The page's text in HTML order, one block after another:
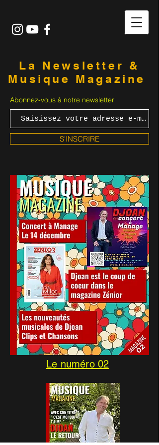
La Newsletter &
Musique Magazine
Abonnez-vous à notre newsletter
S'INSCRIRE
Le numéro 02